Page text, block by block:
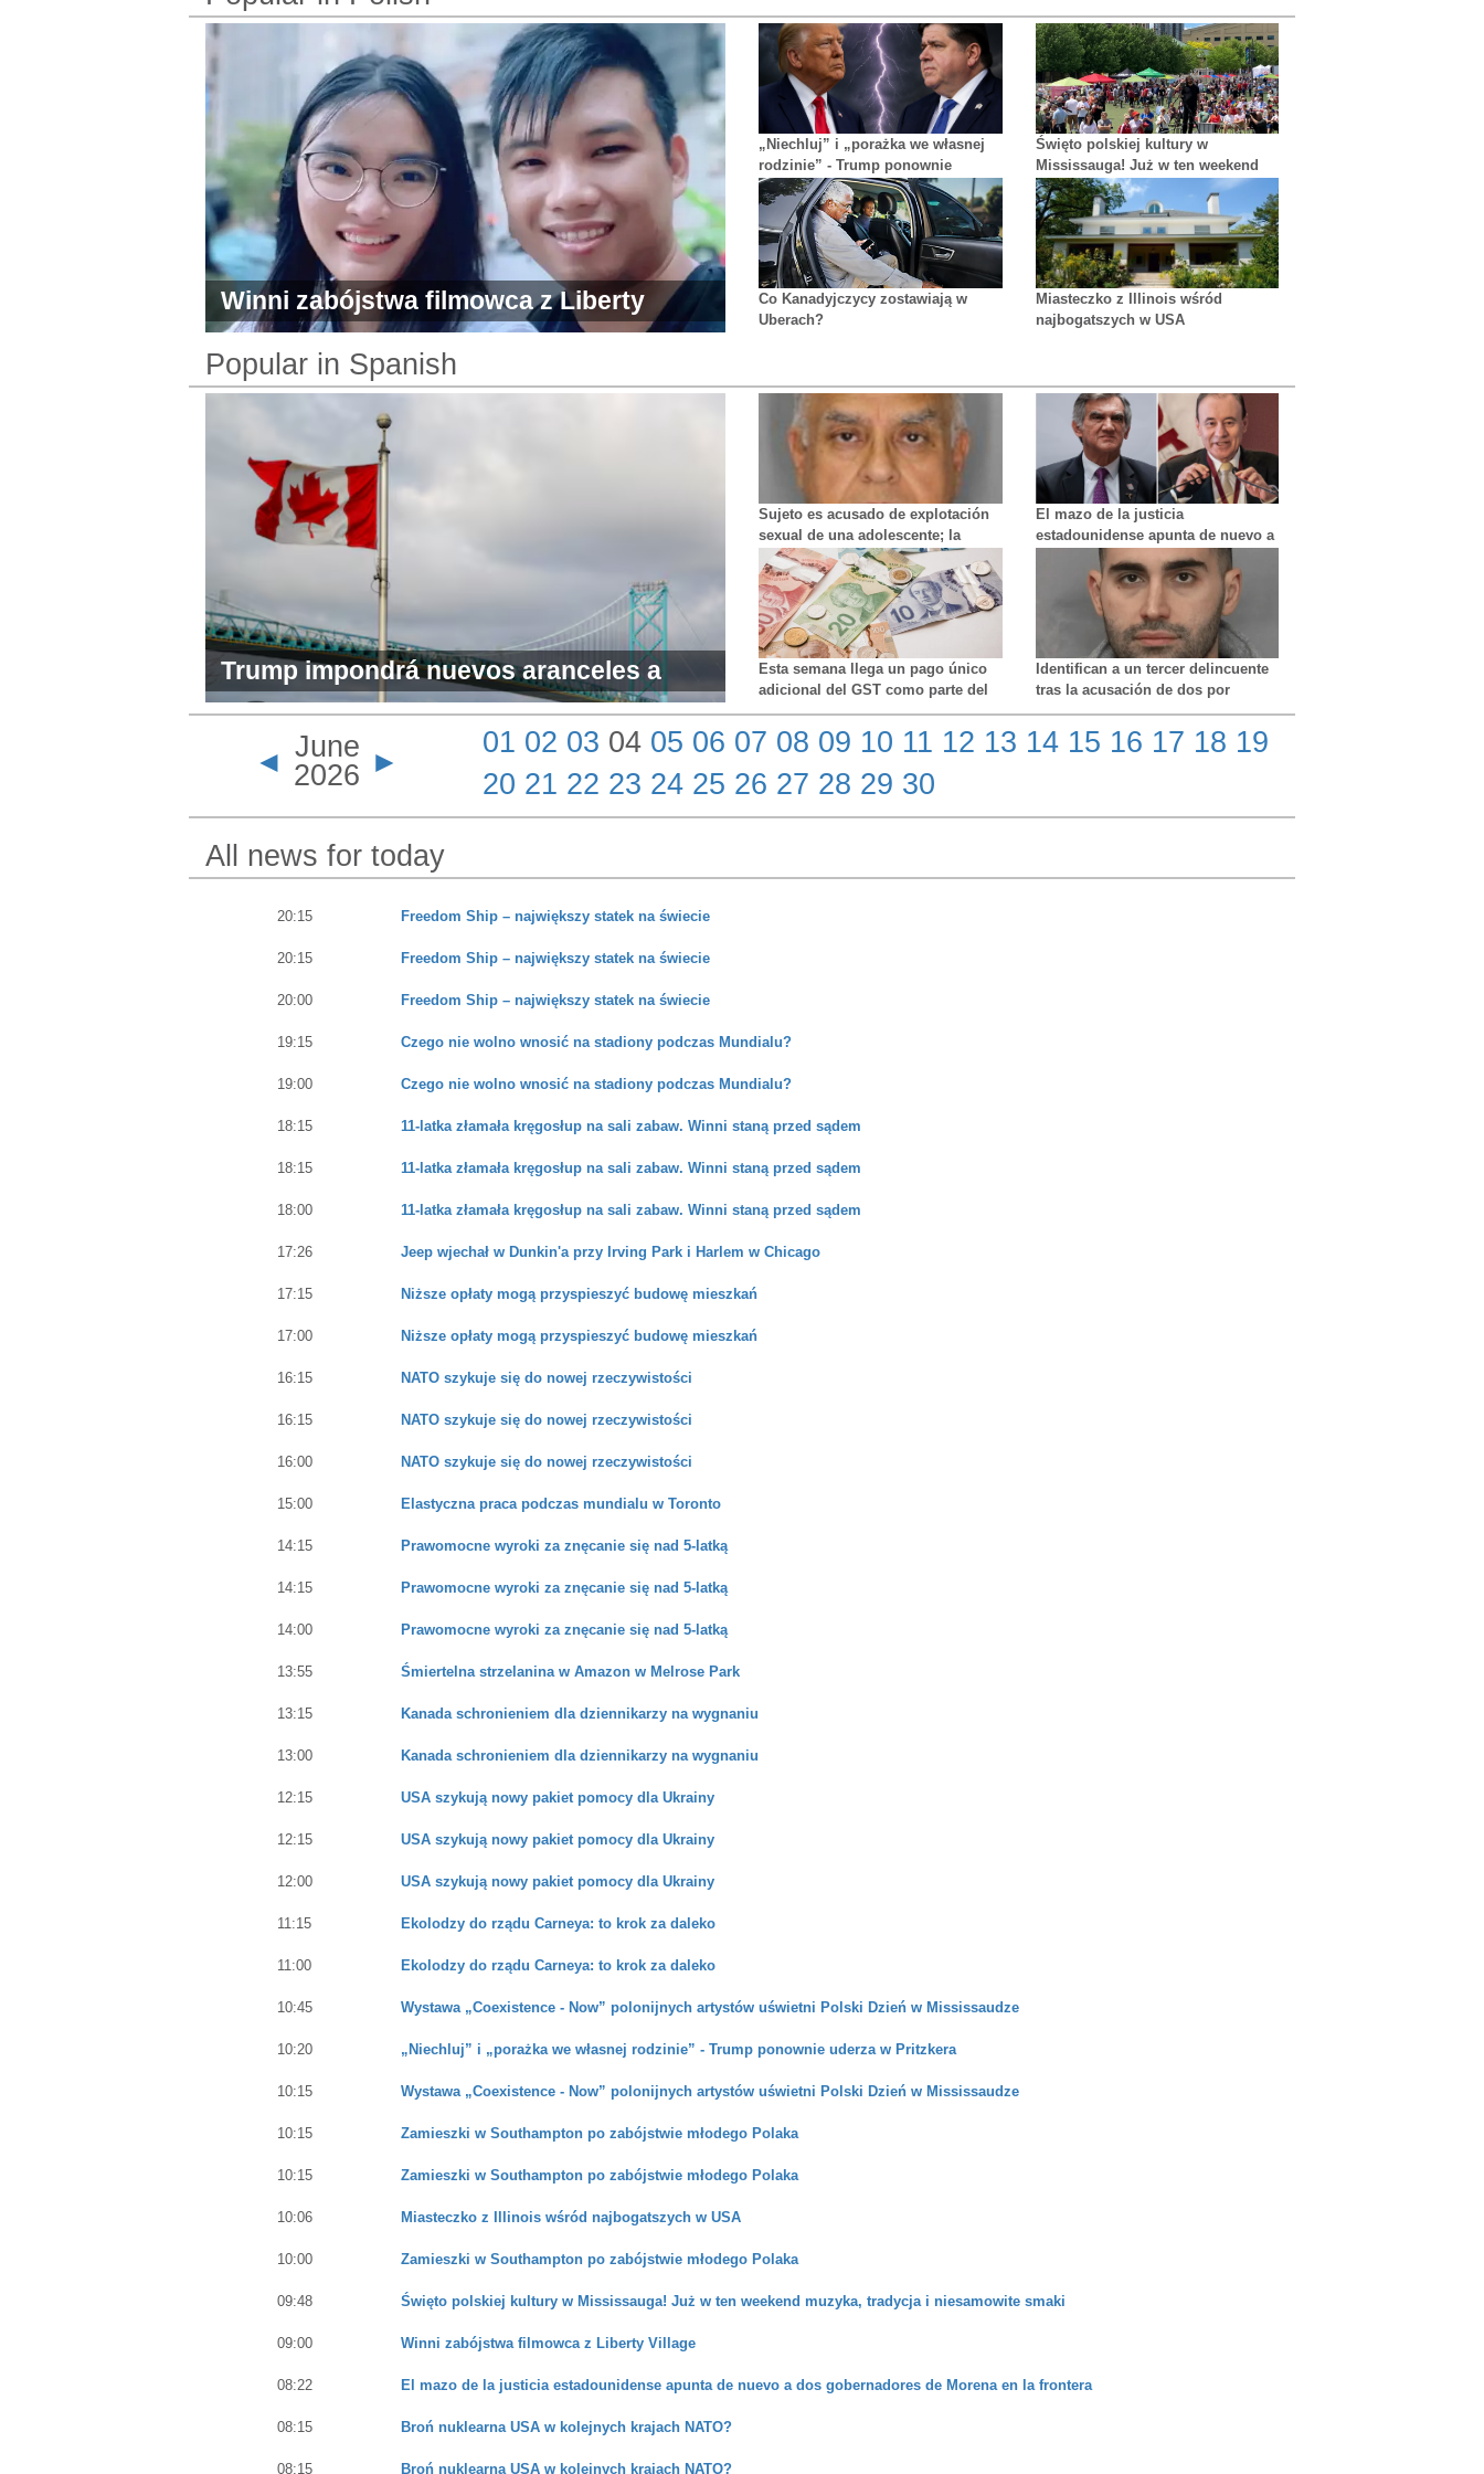
Winni zabójstwa filmowca z Liberty
Village
„Niechluj” i „porażka we własnej
rodzinie” - Trump ponownie
uderza w Pritzkera
Święto polskiej kultury w
Mississauga! Już w ten weekend
muzyka, tradycja i niesamowite
smaki
Co Kanadyjczycy zostawiają w
Uberach?
Miasteczko z Illinois wśród
najbogatszych w USA
Popular in Spanish
Trump impondrá nuevos aranceles a
más de 60 países, incluyendo Canadá,
por "trabajo forzoso"
Sujeto es acusado de explotación
sexual de una adolescente; la
policía investiga tiroteo en Rexdale
El mazo de la justicia
estadounidense apunta de nuevo a
dos gobernadores de Morena en la
Esta semana llega un pago único
adicional del GST como parte del
nuevo beneficio para alimentos.
Identifican a un tercer delincuente
tras la acusación de dos por
apuñalamiento en Richmond Hill
durante un incidente de furia al
volante
◄ June
2026 ►
01 02 03 04 05 06 07 08 09 10 11 12 13 14 15 16 17 18 19
20 21 22 23 24 25 26 27 28 29 30
All news for today
20:15 Freedom Ship – największy statek na świecie
20:15 Freedom Ship – największy statek na świecie
20:00 Freedom Ship – największy statek na świecie
19:15 Czego nie wolno wnosić na stadiony podczas Mundialu?
19:00 Czego nie wolno wnosić na stadiony podczas Mundialu?
18:15 11-latka złamała kręgosłup na sali zabaw. Winni staną przed sądem
18:15 11-latka złamała kręgosłup na sali zabaw. Winni staną przed sądem
18:00 11-latka złamała kręgosłup na sali zabaw. Winni staną przed sądem
17:26 Jeep wjechał w Dunkin'a przy Irving Park i Harlem w Chicago
17:15 Niższe opłaty mogą przyspieszyć budowę mieszkań
17:00 Niższe opłaty mogą przyspieszyć budowę mieszkań
16:15 NATO szykuje się do nowej rzeczywistości
16:15 NATO szykuje się do nowej rzeczywistości
16:00 NATO szykuje się do nowej rzeczywistości
15:00 Elastyczna praca podczas mundialu w Toronto
14:15 Prawomocne wyroki za znęcanie się nad 5-latką
14:15 Prawomocne wyroki za znęcanie się nad 5-latką
14:00 Prawomocne wyroki za znęcanie się nad 5-latką
13:55 Śmiertelna strzelanina w Amazon w Melrose Park
13:15 Kanada schronieniem dla dziennikarzy na wygnaniu
13:00 Kanada schronieniem dla dziennikarzy na wygnaniu
12:15 USA szykują nowy pakiet pomocy dla Ukrainy
12:15 USA szykują nowy pakiet pomocy dla Ukrainy
12:00 USA szykują nowy pakiet pomocy dla Ukrainy
11:15 Ekolodzy do rządu Carneya: to krok za daleko
11:00 Ekolodzy do rządu Carneya: to krok za daleko
10:45 Wystawa „Coexistence - Now” polonijnych artystów uświetni Polski Dzień w Mississaudze
10:20 „Niechluj” i „porażka we własnej rodzinie” - Trump ponownie uderza w Pritzkera
10:15 Wystawa „Coexistence - Now” polonijnych artystów uświetni Polski Dzień w Mississaudze
10:15 Zamieszki w Southampton po zabójstwie młodego Polaka
10:15 Zamieszki w Southampton po zabójstwie młodego Polaka
10:06 Miasteczko z Illinois wśród najbogatszych w USA
10:00 Zamieszki w Southampton po zabójstwie młodego Polaka
09:48 Święto polskiej kultury w Mississauga! Już w ten weekend muzyka, tradycja i niesamowite smaki
09:00 Winni zabójstwa filmowca z Liberty Village
08:22 El mazo de la justicia estadounidense apunta de nuevo a dos gobernadores de Morena en la frontera
08:15 Broń nuklearna USA w kolejnych krajach NATO?
08:15 Broń nuklearna USA w kolejnych krajach NATO?